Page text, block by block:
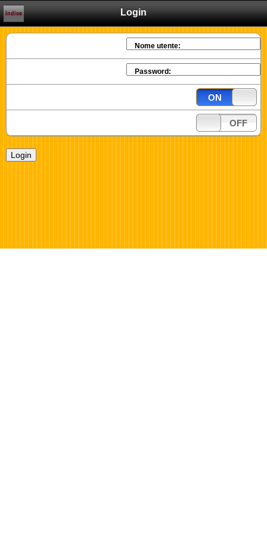
Login
Indice
Nome utente:
Password:
ON
OFF